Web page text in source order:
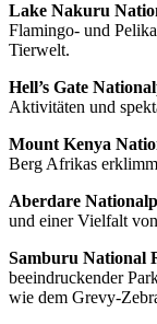
Lake Nakuru
Flamingo- und
Tierwelt.
Hell’s Gate
Aktivitäten und
Mount Kenya
Berg Afrikas
Aberdare
und einer Vielfalt
Samburu National
beeindruckender
wie dem Grevy-